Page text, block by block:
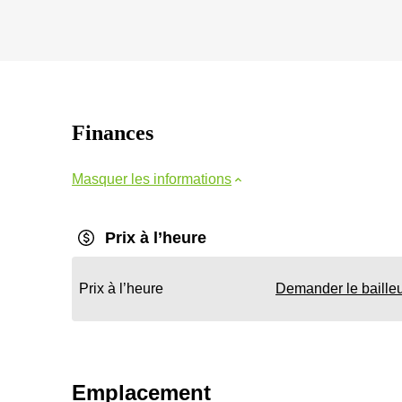
Finances
Masquer les informations
Prix à l’heure
Prix à l’heure Demander le
Emplacement